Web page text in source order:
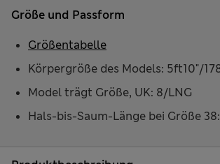
Größe und Passform
Körpergröße des Models: 5ft10"/
Model trägt Größe, UK: 8/LNG
Hals-bis-Saum-Länge bei Größe
Größentabelle